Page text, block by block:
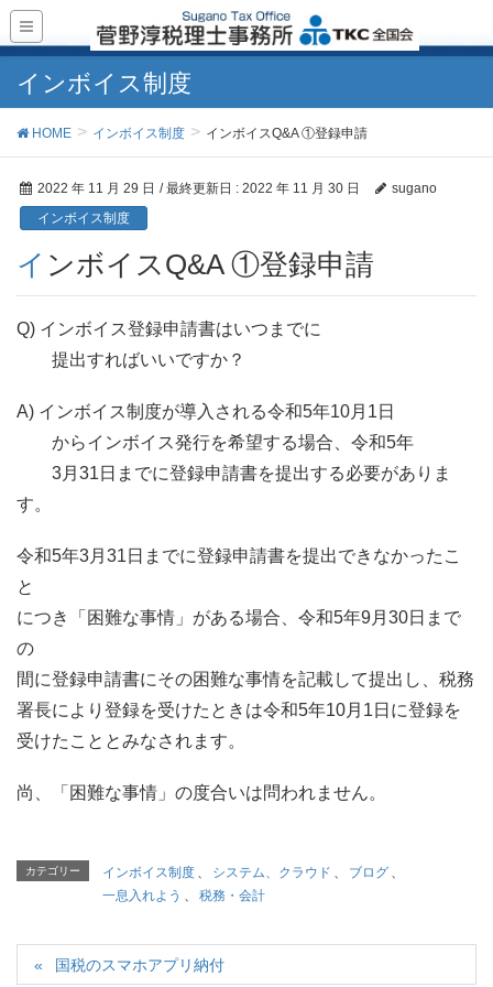
インボイス制度
HOME インボイス制度 インボイスQ&A ①登録申請
2022 年 11 月 29 日 / 最終更新日 : 2022 年 11 月 30 日
sugano
インボイス制度
インボイスQ&A ①登録申請
Q) インボイス登録申請書はいつまでに
提出すればいいですか？
A) インボイス制度が導入される令和5年10月1日
からインボイス発行を希望する場合、令和5年
3月31日までに登録申請書を提出する必要がありま
す。
令和5年3月31日までに登録申請書を提出できなかったこ
と
につき「困難な事情」がある場合、令和5年9月30日まで
の
間に登録申請書にその困難な事情を記載して提出し、税務
署長により登録を受けたときは令和5年10月1日に登録を
受けたこととみなされます。
尚、「困難な事情」の度合いは問われません。
カテゴリー インボイス制度 システム、クラウド ブログ
一息入れよう
税務・会計
国税のスマホアプリ納付